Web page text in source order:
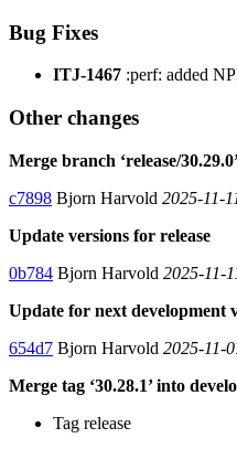
Bug Fixes
ITJ-1467 :perf: added
Other changes
Merge branch ‘release/
c7898 Bjorn Harvold 2025-11-
Update versions for release
0b784 Bjorn Harvold 2025-11-
Update for next development
654d7 Bjorn Harvold 2025-11-
Merge tag ‘30.28.1’ into
Tag release